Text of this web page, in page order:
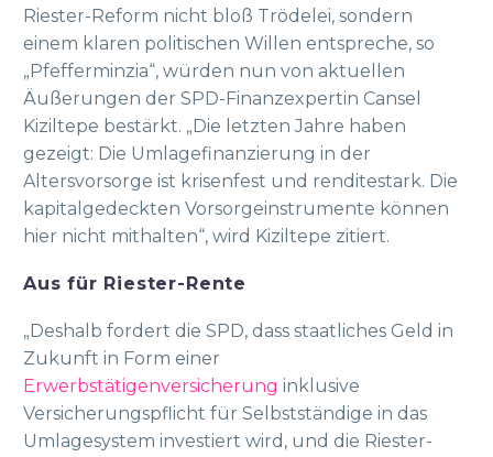
Riester-Reform nicht bloß Trödelei, sondern
einem klaren politischen Willen entspreche, so
„Pfefferminzia“, würden nun von aktuellen
Äußerungen der SPD-Finanzexpertin Cansel
Kiziltepe bestärkt. „Die letzten Jahre haben
gezeigt: Die Umlagefinanzierung in der
Altersvorsorge ist krisenfest und renditestark. Die
kapitalgedeckten Vorsorgeinstrumente können
hier nicht mithalten“, wird Kiziltepe zitiert.
Aus für Riester-Rente
„Deshalb fordert die SPD, dass staatliches Geld in
Zukunft in Form einer
Erwerbstätigenversicherung inklusive
Versicherungspflicht für Selbstständige in das
Umlagesystem investiert wird, und die Riester-